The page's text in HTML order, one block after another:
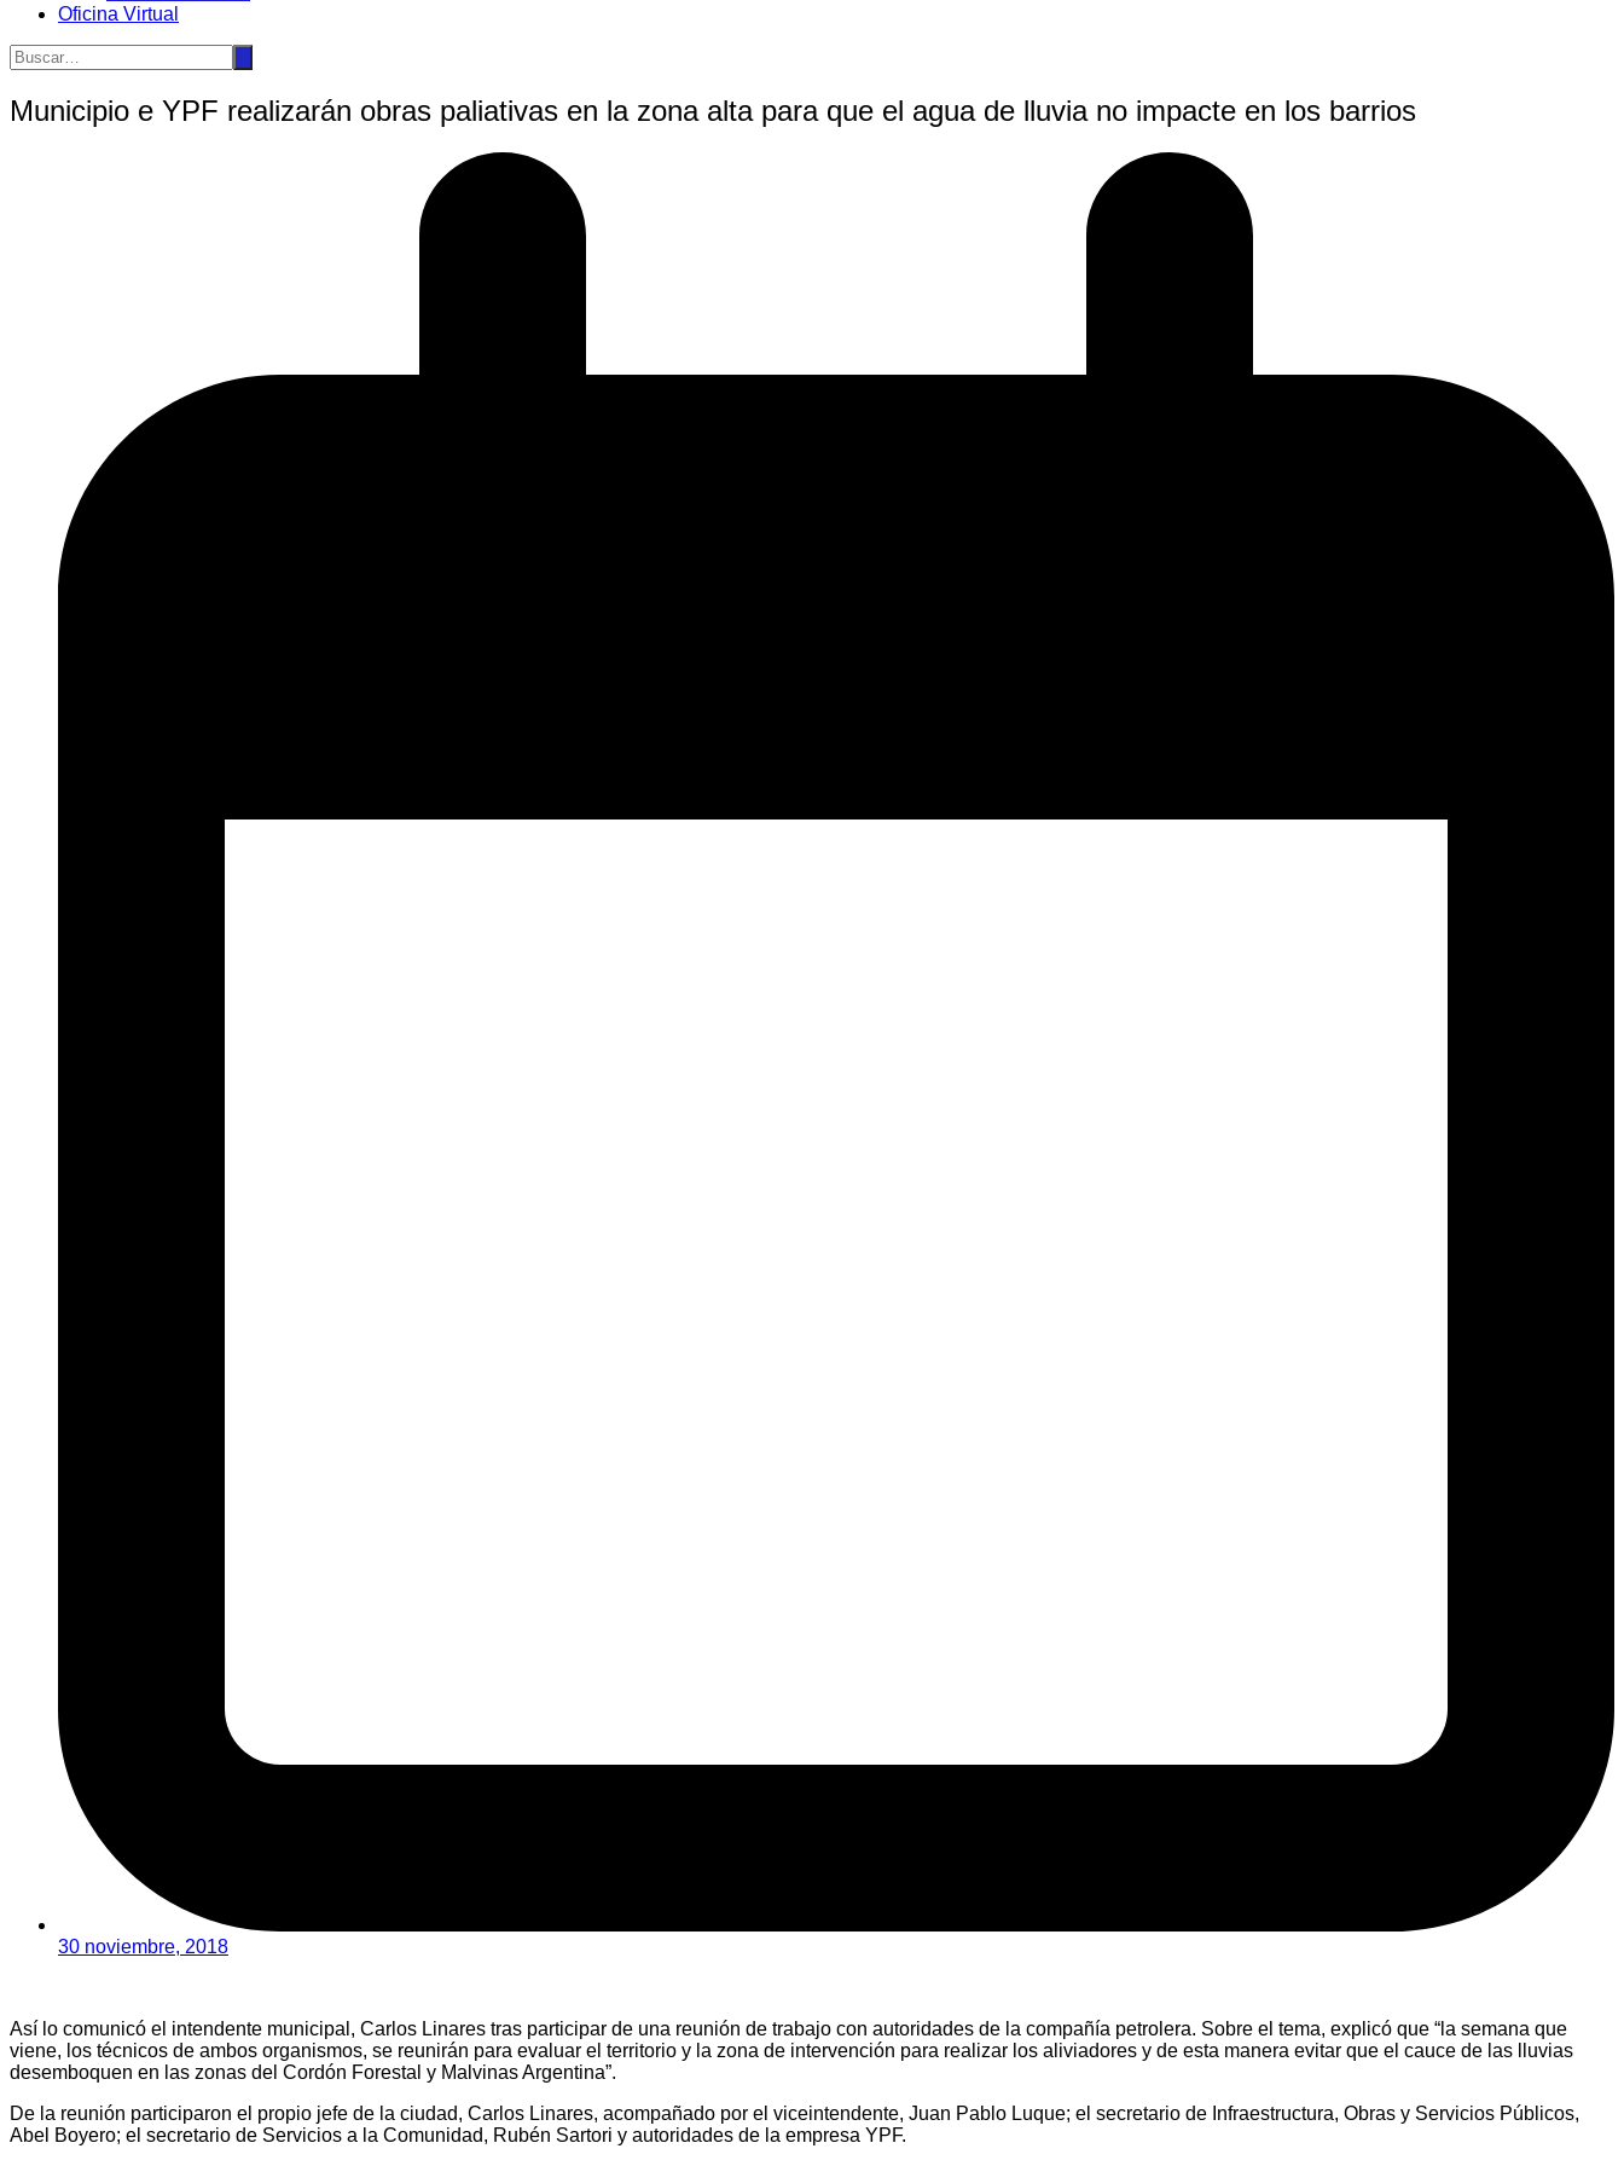
Oficina Virtual
Municipio e YPF realizarán obras paliativas en la zona alta para que el agua de lluvia no impacte en los barrios
30 noviembre, 2018
Así lo comunicó el intendente municipal, Carlos Linares tras participar de una reunión de trabajo con autoridades de la compañía petrolera. Sobre el tema, explicó que “la semana que
viene, los técnicos de ambos organismos, se reunirán para evaluar el territorio y la zona de intervención para realizar los aliviadores y de esta manera evitar que el cauce de las lluvias
desemboquen en las zonas del Cordón Forestal y Malvinas Argentina”.
De la reunión participaron el propio jefe de la ciudad, Carlos Linares, acompañado por el viceintendente, Juan Pablo Luque; el secretario de Infraestructura, Obras y Servicios Públicos,
Abel Boyero; el secretario de Servicios a la Comunidad, Rubén Sartori y autoridades de la empresa YPF.